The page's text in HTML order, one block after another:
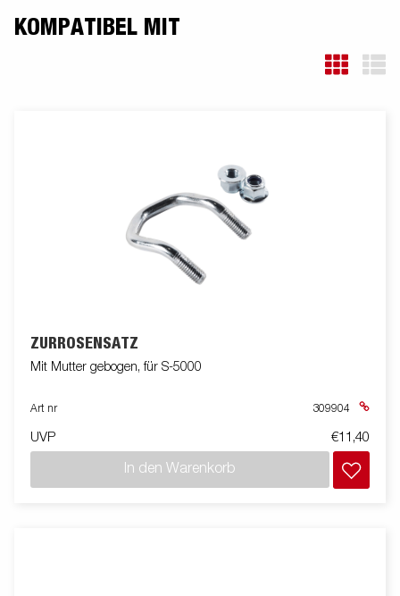
KOMPATIBEL MIT
ZURRÖSENSATZ
Mit Mutter gebogen, für S-5000
Art nr 309904
UVP €11,40
In den Warenkorb